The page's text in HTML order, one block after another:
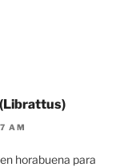
AM
en horabuena para